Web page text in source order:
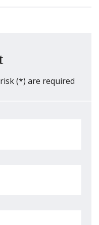
(*) are required